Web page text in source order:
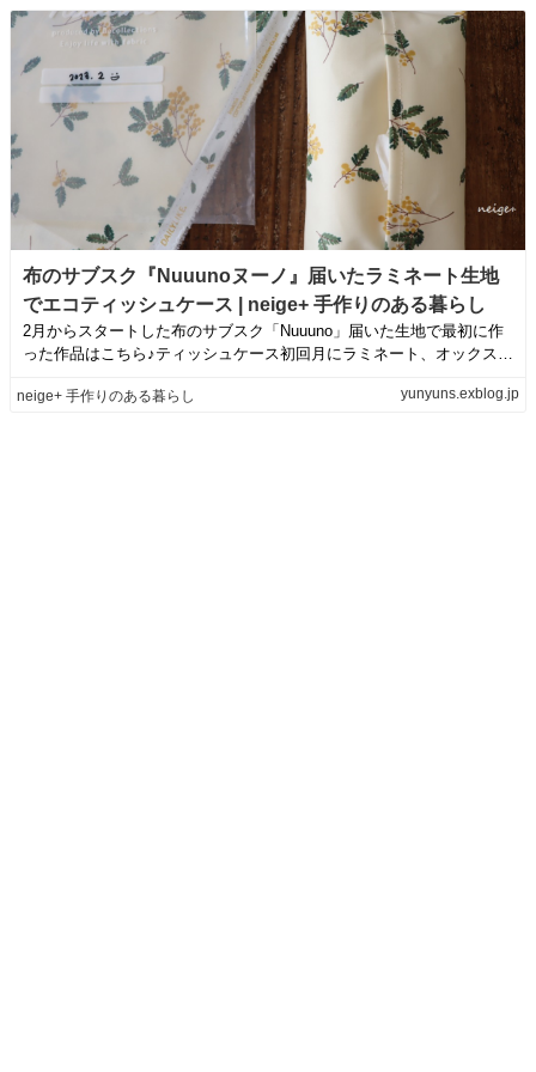
布のサブスク『Nuuunoヌーノ』届いたラミネート生地
でエコティッシュケース | neige+ 手作りのある暮らし
2月からスタートした布のサブスク「Nuuuno」届いた生地で最初に作
った作品はこちら♪ティッシュケース初回月にラミネート、オックス、
neige+ 手作りのある暮らし yunyuns.exblog.jp